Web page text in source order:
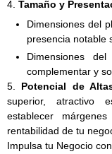
4. Tamaño y
Dimensiones del
presencia notable
Dimensiones
complementar y
5. Potencial de
superior, atractivo
establecer
rentabilidad de tu
Impulsa tu Negocio